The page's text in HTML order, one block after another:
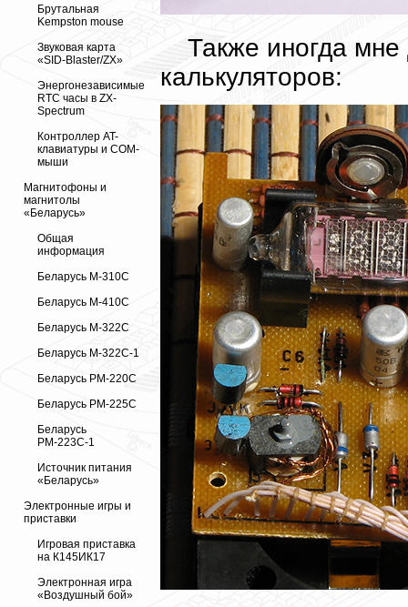
Брутальная
Kempston mouse
Звуковая карта
«SID-Blaster/ZX»
Энергонезависимые
RTC часы в ZX-
Spectrum
Контроллер AT-
клавиатуры и COM-
мыши
Магнитофоны и
магнитолы
«Беларусь»
Общая
информация
Беларусь М-310С
Беларусь М-410С
Беларусь М-322С
Беларусь М-322С-1
Беларусь РМ-220С
Беларусь РМ-225С
Беларусь
РМ-223С-1
Источник питания
«Беларусь»
Электронные игры и
приставки
Игровая приставка
на К145ИК17
Электронная игра
«Воздушный бой»
Также иногда
калькуляторов: